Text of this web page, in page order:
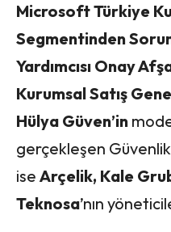
Microsoft Türkiye
Segmentinden
Yardımcısı Onay
Kurumsal Satış
Hülya Güven’in
gerçekleşen
ise Arçelik, Kale
Teknosa’nın